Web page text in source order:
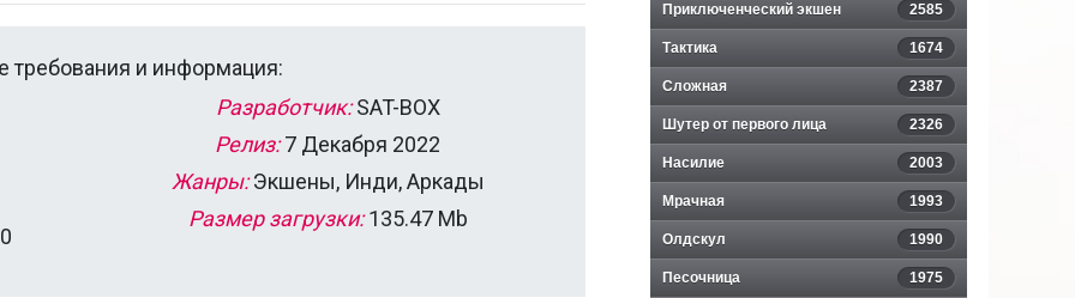
требования и информация:
Разработчик:SAT-BOX
Релиз:7 Декабря 2022
Жанры:Экшены, Инди, Аркады
Размер загрузки:135.47 Mb
Приключенческий экшен 2585
Тактика 1674
Сложная 2387
Шутер от первого лица 2326
Насилие 2003
Мрачная 1993
Олдскул 1990
Песочница 1975